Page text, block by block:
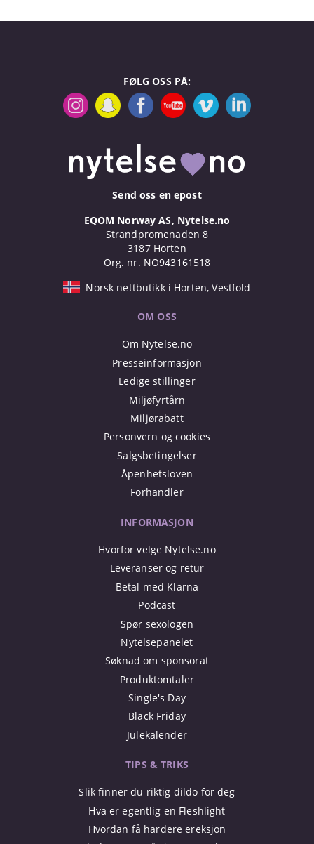
FØLG OSS PÅ:
Send oss en epost
EQOM Norway AS, Nytelse.no
Strandpromenaden 8
3187 Horten
Org. nr. NO943161518
Norsk nettbutikk i Horten, Vestfold
OM OSS
Om Nytelse.no
Presseinformasjon
Ledige stillinger
Miljøfyrtårn
Miljørabatt
Personvern og cookies
Salgsbetingelser
Åpenhetsloven
Forhandler
INFORMASJON
Hvorfor velge Nytelse.no
Leveranser og retur
Betal med Klarna
Podcast
Spør sexologen
Nytelsepanelet
Søknad om sponsorat
Produktomtaler
Single's Day
Black Friday
Julekalender
TIPS & TRIKS
Slik finner du riktig dildo for deg
Hva er egentlig en Fleshlight
Hvordan få hardere ereksjon